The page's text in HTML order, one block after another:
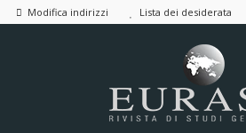
Modifica indirizzi Lista dei desiderata